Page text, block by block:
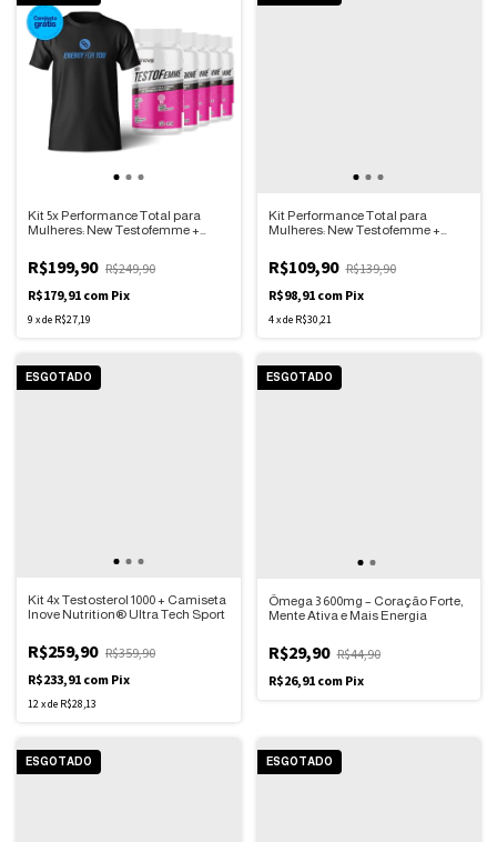
Kit 5x Performance Total para
Mulheres: New Testofemme +
R$199,90 R$249,90
R$179,91 com Pix
9 xde R$27,19
Kit Performance Total para
Mulheres: New Testofemme +
R$109,90 R$139,90
R$98,91 com Pix
4xde R$30,21
ESGOTADO
Kit 4x Testosterol 1000 + Camiseta
Inove Nutrition® Ultra Tech Sport
R$259,90 R$359,90
R$233,91 com Pix
12xde R$28,13
ESGOTADO
Ômega 3 600mg – Coração Forte,
Mente Ativa e Mais Energia
R$29,90 R$44,90
R$26,91 com Pix
ESGOTADO ESGOTADO